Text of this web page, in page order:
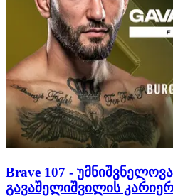
Brave 107 -
გავაშელიშვილის